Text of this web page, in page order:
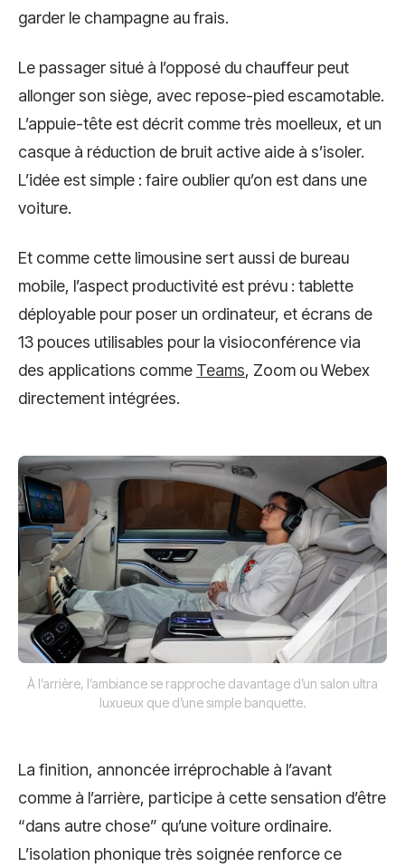
garder le champagne au frais.
Le passager situé à l’opposé du chauffeur peut
allonger son siège, avec repose-pied escamotable.
L’appuie-tête est décrit comme très moelleux, et un
casque à réduction de bruit active aide à s’isoler.
L’idée est simple : faire oublier qu’on est dans une
voiture.
Et comme cette limousine sert aussi de bureau
mobile, l’aspect productivité est prévu : tablette
déployable pour poser un ordinateur, et écrans de
13 pouces utilisables pour la visioconférence via
des applications comme Teams, Zoom ou Webex
directement intégrées.
À l’arrière, l’ambiance se rapproche davantage d’un salon ultra
luxueux que d’une simple banquette.
La finition, annoncée irréprochable à l’avant
comme à l’arrière, participe à cette sensation d’être
“dans autre chose” qu’une voiture ordinaire.
L’isolation phonique très soignée renforce ce